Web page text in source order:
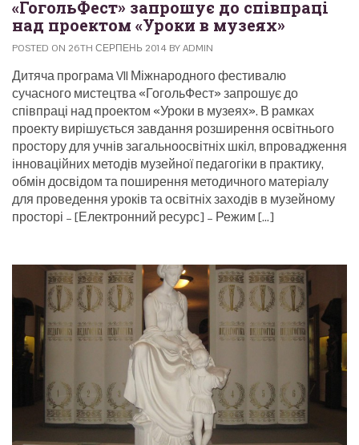
«ГогольФест» запрошує до співпраці
над проектом «Уроки в музеях»
POSTED ON 26TH СЕРПЕНЬ 2014 BY ADMIN
Дитяча програма VII Міжнародного фестивалю
сучасного мистецтва «ГогольФест» запрошує до
співпраці над проектом «Уроки в музеях». В рамках
проекту вирішується завдання розширення освітнього
простору для учнів загальноосвітніх шкіл, впровадження
інноваційних методів музейної педагогіки в практику,
обмін досвідом та поширення методичного матеріалу
для проведення уроків та освітніх заходів в музейному
просторі – [Електронний ресурс] – Режим […]